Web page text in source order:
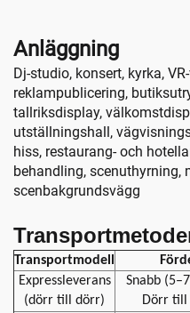
Anläggning
Dj-studio, konsert, kyrka,
reklampublicering,
tallriksdisplay,
utställningshall,
hiss, restaurang- och
behandling, scenuthyrning,
scenbakgrundsvägg
Transportmodell
Expressleverans
(dörr till dörr)
Snabb
Dörr